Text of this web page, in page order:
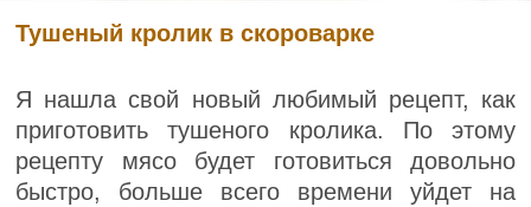
Тушеный кролик в скороварке
Я нашла свой новый любимый рецепт, как
приготовить тушеного кролика. По этому
рецепту мясо будет готовиться довольно
быстро, больше всего времени уйдет на